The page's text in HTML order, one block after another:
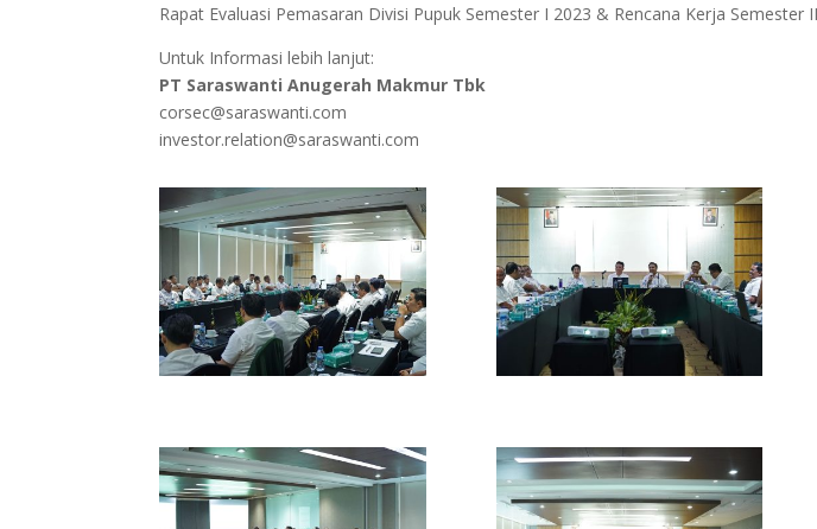
Rapat Evaluasi Pemasaran Divisi Pupuk Semester I 2023 & Rencana Kerja Semester
Untuk Informasi lebih lanjut:
PT Saraswanti Anugerah Makmur Tbk
corsec@saraswanti.com
investor.relation@saraswanti.com